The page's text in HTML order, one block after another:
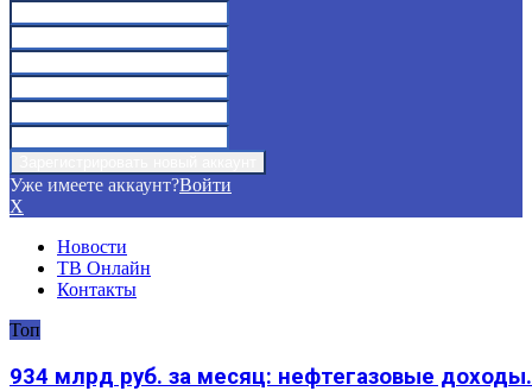
Уже имеете аккаунт?Войти
X
Новости
ТВ Онлайн
Контакты
Топ
934 млрд руб. за месяц: нефтегазовые